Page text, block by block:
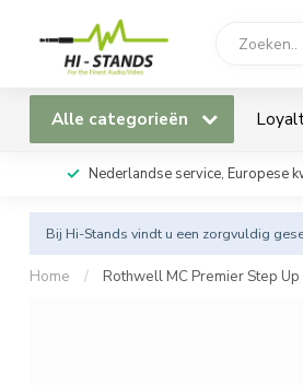
Alle categorieën
Nederlandse service, Europese
Bij Hi-Stands vindt u een zorgvuldig
Home / Rothwell MC Premier Step